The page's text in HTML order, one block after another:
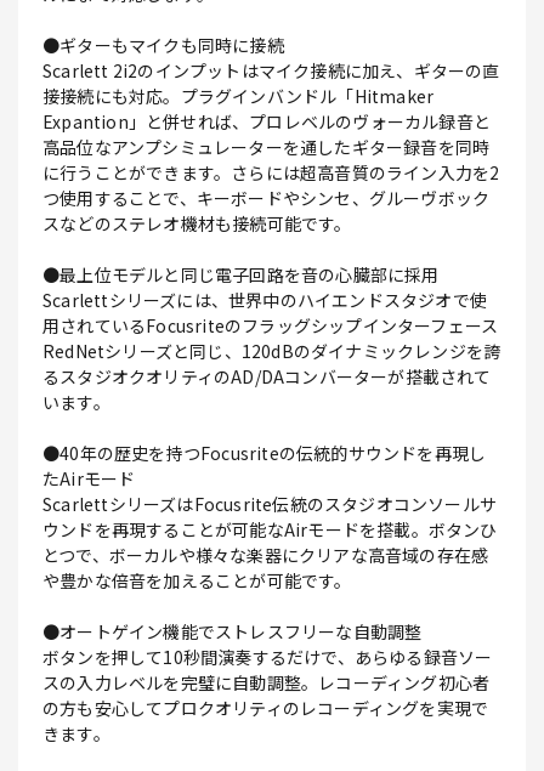
●ギターもマイクも同時に接続
Scarlett 2i2のインプットはマイク接続に加え、ギターの直
接接続にも対応。プラグインバンドル「Hitmaker
Expantion」と併せれば、プロレベルのヴォーカル録音と
高品位なアンプシミュレーターを通したギター録音を同時
に行うことができます。さらには超高音質のライン入力を2
つ使用することで、キーボードやシンセ、グルーヴボック
スなどのステレオ機材も接続可能です。
●最上位モデルと同じ電子回路を音の心臓部に採用
Scarlettシリーズには、世界中のハイエンドスタジオで使
用されているFocusriteのフラッグシップインターフェース
RedNetシリーズと同じ、120dBのダイナミックレンジを誇
るスタジオクオリティのAD/DAコンバーターが搭載されて
います。
●40年の歴史を持つFocusriteの伝統的サウンドを再現し
たAirモード
ScarlettシリーズはFocusrite伝統のスタジオコンソールサ
ウンドを再現することが可能なAirモードを搭載。ボタンひ
とつで、ボーカルや様々な楽器にクリアな高音域の存在感
や豊かな倍音を加えることが可能です。
●オートゲイン機能でストレスフリーな自動調整
ボタンを押して10秒間演奏するだけで、あらゆる録音ソー
スの入力レベルを完璧に自動調整。レコーディング初心者
の方も安心してプロクオリティのレコーディングを実現で
きます。